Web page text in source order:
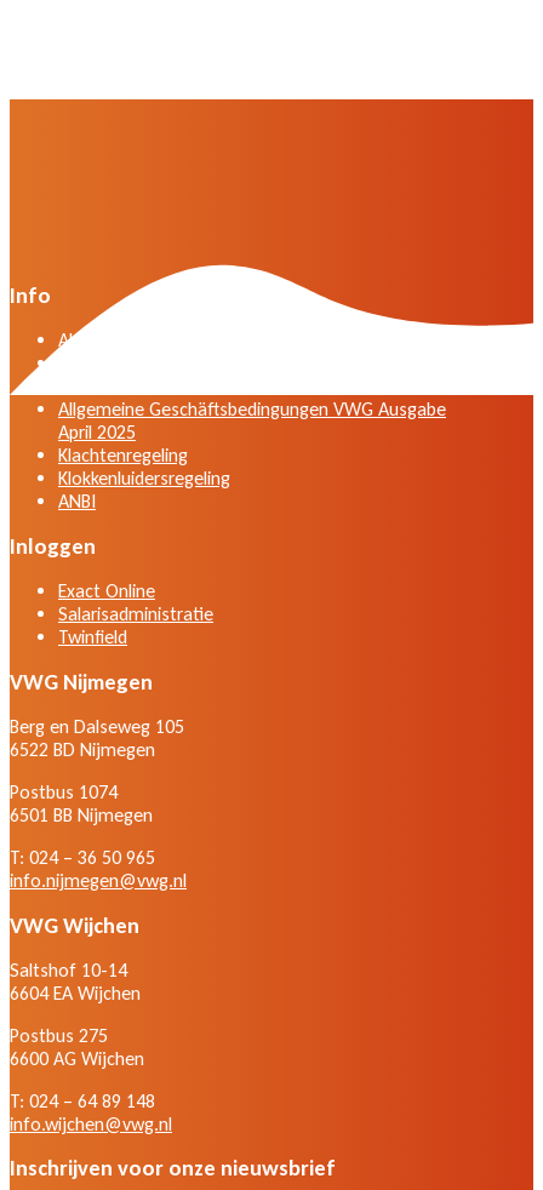
Info
Algemene voorwaarden VWG versie april 2025
Allgemeine Geschäftsbedingungen VWG Ausgabe
April 2025
Klachtenregeling
Klokkenluidersregeling
ANBI
Inloggen
Exact Online
Salarisadministratie
Twinfield
VWG Nijmegen
Berg en Dalseweg 105
6522 BD Nijmegen
Postbus 1074
6501 BB Nijmegen
T: 024 – 36 50 965
info.nijmegen@vwg.nl
VWG Wijchen
Saltshof 10-14
6604 EA Wijchen
Postbus 275
6600 AG Wijchen
T: 024 – 64 89 148
info.wijchen@vwg.nl
Inschrijven voor onze nieuwsbrief